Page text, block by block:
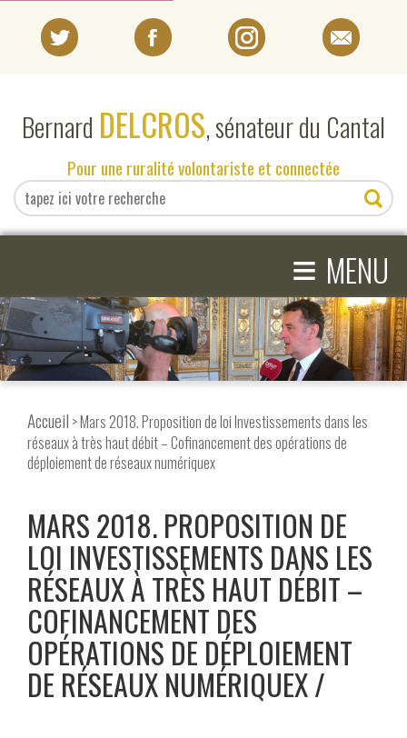
Bernard DELCROS, sénateur du Cantal
Pour une ruralité volontariste et connectée
≡ MENU
EN DIRECT DU SÉNAT
EN DIRECT DU CANTAL
COMPRENDRE LE SÉNAT
Accueil > Mars 2018. Proposition de loi Investissements dans les
réseaux à très haut débit – Cofinancement des opérations de
déploiement de réseaux numériquex
MARS 2018. PROPOSITION DE
LOI INVESTISSEMENTS DANS LES
RÉSEAUX À TRÈS HAUT DÉBIT –
COFINANCEMENT DES
OPÉRATIONS DE DÉPLOIEMENT
DE RÉSEAUX NUMÉRIQUEX